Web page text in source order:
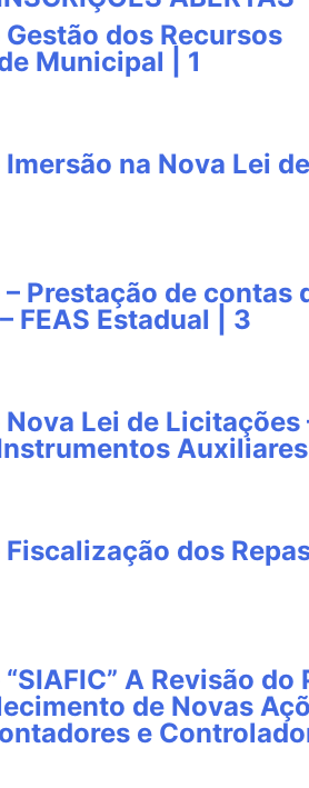
dos Recursos
Municipal | 1
na Nova Lei de
Prestação de contas
FEAS Estadual | 3
Lei de Licitações
dos
A Revisão do
de Novas
e